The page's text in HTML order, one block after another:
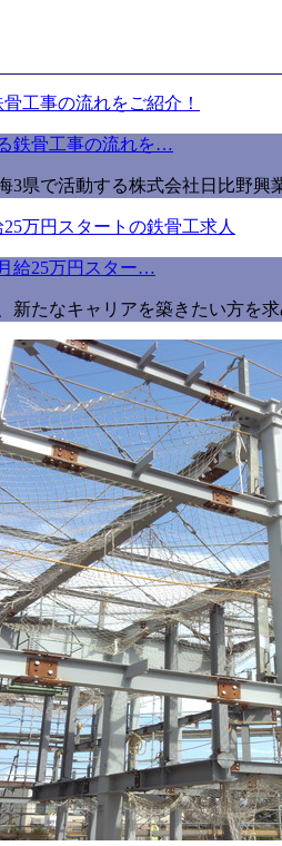
鉄骨工事の流れを…
3県で活動する株式会社日比野
給25万円スター…
新たなキャリアを築きたい方を